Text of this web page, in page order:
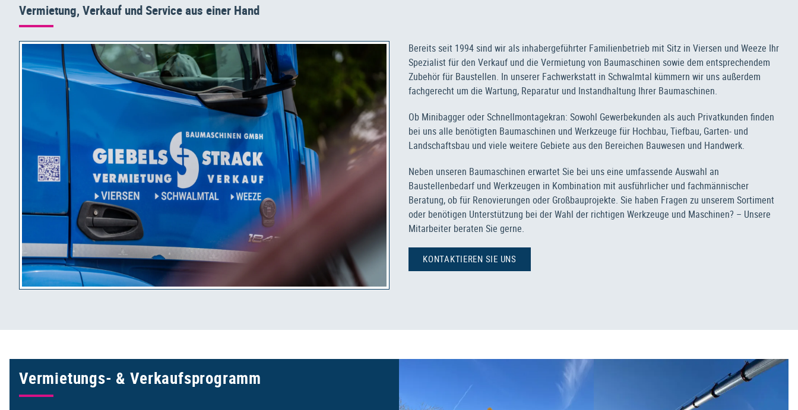
Vermietung, Verkauf und Service aus einer Hand
Bereits seit 1994 sind wir als inhabergeführter Familienbetrieb mit Sitz in Viersen und Weeze Ihr
Spezialist für den Verkauf und die Vermietung von Baumaschinen sowie dem entsprechendem
Zubehör für Baustellen. In unserer Fachwerkstatt in Schwalmtal kümmern wir uns außerdem
fachgerecht um die Wartung, Reparatur und Instandhaltung Ihrer Baumaschinen.
Ob Minibagger oder Schnellmontagekran: Sowohl Gewerbekunden als auch Privatkunden finden
bei uns alle benötigten Baumaschinen und Werkzeuge für Hochbau, Tiefbau, Garten- und
Landschaftsbau und viele weitere Gebiete aus den Bereichen Bauwesen und Handwerk.
Neben unseren Baumaschinen erwartet Sie bei uns eine umfassende Auswahl an
Baustellenbedarf und Werkzeugen in Kombination mit ausführlicher und fachmännischer
Beratung, ob für Renovierungen oder Großbauprojekte. Sie haben Fragen zu unserem Sortiment
oder benötigen Unterstützung bei der Wahl der richtigen Werkzeuge und Maschinen? – Unsere
Mitarbeiter beraten Sie gerne.
KONTAKTIEREN SIE UNS
Vermietungs- & Verkaufs­programm